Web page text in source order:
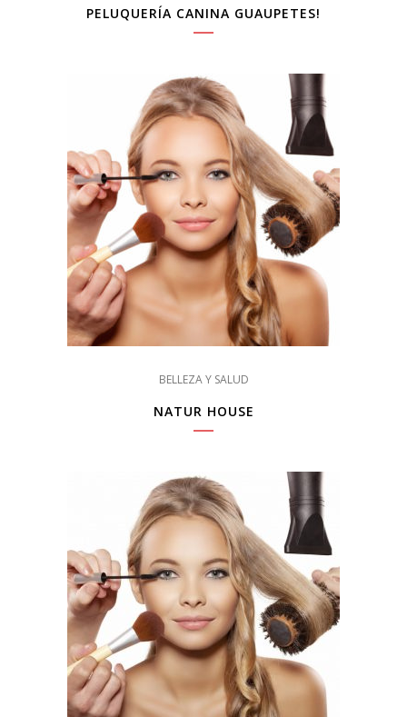
PELUQUERÍA CANINA GUAUPETES!
BELLEZA Y SALUD
NATUR HOUSE